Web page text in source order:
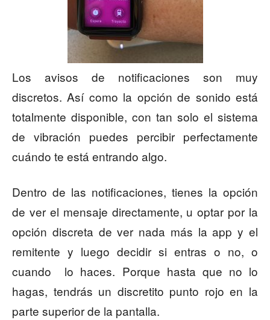
Los avisos de notificaciones son muy
discretos. Así como la opción de sonido está
totalmente disponible, con tan solo el sistema
de vibración puedes percibir perfectamente
cuándo te está entrando algo.
Dentro de las notificaciones, tienes la opción
de ver el mensaje directamente, u optar por la
opción discreta de ver nada más la app y el
remitente y luego decidir si entras o no, o
cuando lo haces. Porque hasta que no lo
hagas, tendrás un discretito punto rojo en la
parte superior de la pantalla.